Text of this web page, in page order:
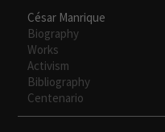
César Manrique
Biography
Works
Activism
Bibliography
Centenario